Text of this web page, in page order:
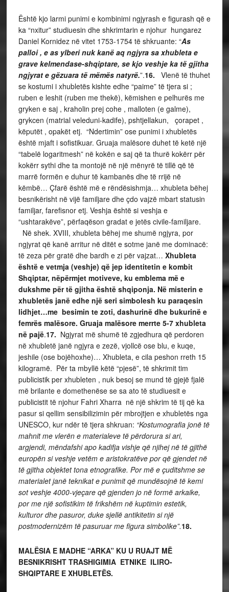
Është kjo larmi punimi e kombinimi ngjyrash e figurash që e
ka “nxitur” studiuesin dhe shkrimtarin e njohur hungarez
Daniel Kornidez në vitet 1753-1754 të shkruante: “As
palloi , e as ylberi nuk kanë aq ngjyra sa xhubleta e
grave kelmendase-shqiptare, se kjo veshje ka të gjitha
ngjyrat e gëzuara të mëmës natyrë.”.16. Vlenë të thuhet
se kostumi i xhubletës kishte edhe “paime” të tjera si ;
ruben e leshit (ruben me thekë), këmishen e pelhurës me
gryken e saj , kraholin prej cohe , malloten (e galme),
grykcen (matrial veleduni-kadife), pshtjellakun, çorapet ,
këputët , opakët etj. “Ndertimin” ose punimi i xhubletës
është mjaft i sofistikuar. Gruaja malësore duhet të ketë një
“tabelë logaritmesh” në kokën e saj që ta thurë kokërr për
kokërr sythi dhe ta montojë në një mënyrë të tillë që të
marrë formën e duhur të kambanës dhe të rrijë në
këmbë… Çfarë është më e rëndësishmja… xhubleta bëhej
besnikërisht në vijë familjare dhe çdo vajzë mbart statusin
familjar, farefisnor etj. Veshja është si veshja e
“ushtarakëve”, përfaqëson gradat e jetës civile-familjare.
Në shek. XVIII, xhubleta bëhej me shumë ngjyra, por
ngjyrat që kanë arritur në ditët e sotme janë me dominacë:
të zeza për gratë dhe bardh e zi për vajzat… Xhubleta
është e vetmja (veshje) që jep identitetin e kombit
Shqiptar, nëpërmjet motiveve, ku emblema më e
dukshme për të gjitha është shqiponja. Në misterin e
xhubletës janë edhe një seri simbolesh ku paraqesin
lidhjet…me besimin te zoti, dashurinë dhe bukurinë e
femrës malësore. Gruaja malësore merrte 5-7 xhubleta
në pajë.17. Ngjyrat më shumë të zgjedhura që perdoren
në xhubletë janë ngjyra e zezë, vjollcë ose blu, e kuqe,
jeshile (ose bojëhoxhe)… Xhubleta, e cila peshon rreth 15
kilogramë. Për ta mbyllë këtë “pjesë”, të shkrimit tim
publicistik per xhubleten , nuk besoj se mund të gjejë fjalë
më brilante e domethenëse se sa ato të studiuesit e
publicistit të njohur Fahri Xharra në një shkrim të tij që ka
pasur si qellim sensibilizimin për mbrojtjen e xhubletës nga
UNESCO, kur ndër të tjera shkruan: “Kostumografia jonë të
mahnit me vlerën e materialeve të përdorura si ari,
argjendi, mëndafshi apo kadifja vishje që njihej në të gjithë
europën si veshje vetëm e aristokratëve por që gjendet në
të gjitha objektet tona etnografike. Por më e çuditshme se
materialet janë teknikat e punimit që mundësojnë të kemi
sot veshje 4000-vjeçare që gjenden jo në formë arkaike,
por me një sofistikim të frikshëm në kuptimin estetik,
kulturor dhe pasuror, duke sjellë antikitetin si një
postmodernizëm të pasuruar me figura simbolike”.18.
MALËSIA E MADHE “ARKA” KU U RUAJT MË
BESNIKRISHT TRASHIGIMIA ETNIKE ILIRO-
SHQIPTARE E XHUBLETËS.